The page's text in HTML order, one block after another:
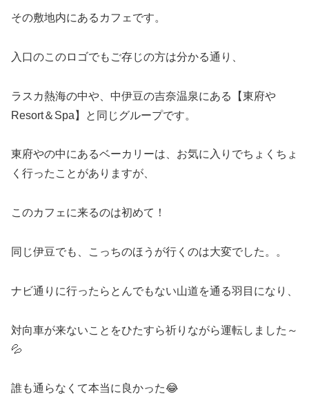
その敷地内にあるカフェです。
入口のこのロゴでもご存じの方は分かる通り、
ラスカ熱海の中や、中伊豆の吉奈温泉にある【東府や
Resort＆Spa】と同じグループです。
東府やの中にあるベーカリーは、お気に入りでちょくちょ
く行ったことがありますが、
このカフェに来るのは初めて！
同じ伊豆でも、こっちのほうが行くのは大変でした。。
ナビ通りに行ったらとんでもない山道を通る羽目になり、
対向車が来ないことをひたすら祈りながら運転しました～
💦
誰も通らなくて本当に良かった😂